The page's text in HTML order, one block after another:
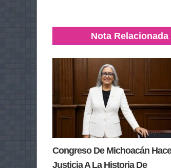
Nota Relacionada
Congreso De Michoacán Hace
Justicia A La Historia De